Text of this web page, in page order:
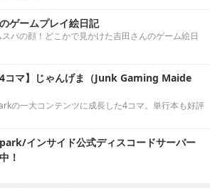
ゲームプレイ絵日記
スパの顔！どこかで見かけた吉田さんのゲーム絵日
4コマ】じゃんげま（Junk Gaming Maide
の一大コンテンツに成長した4コマ。単行本も好評
インサイド公式ディスコードサーバー
！